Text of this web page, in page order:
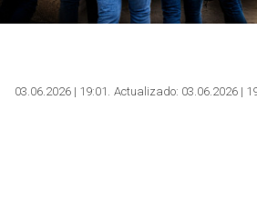
03.06.2026 | 19:01 Actualizado: 03.06.2026 |